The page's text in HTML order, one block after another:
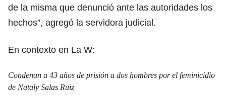
de la misma que denunció ante las autoridades los
hechos”, agregó la servidora judicial.
En contexto en La W:
Condenan a 43 años de prisión a dos hombres por el feminicidio
de Nataly Salas Ruiz